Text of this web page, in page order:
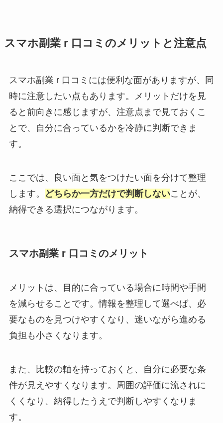
スマホ副業 r 口コミのメリットと注意点
スマホ副業 r 口コミには便利な面がありますが、同
時に注意したい点もあります。メリットだけを見
ると前向きに感じますが、注意点まで見ておくこ
とで、自分に合っているかを冷静に判断できま
す。
ここでは、良い面と気をつけたい面を分けて整理
します。
どちらか一方だけで判断しないことが、
納得できる選択につながります。
スマホ副業 r 口コミのメリット
メリットは、目的に合っている場合に時間や手間
を減らせることです。情報を整理して選べば、必
要なものを見つけやすくなり、迷いながら進める
負担も小さくなります。
また、比較の軸を持っておくと、自分に必要な条
件が見えやすくなります。周囲の評価に流されに
くくなり、納得したうえで判断しやすくなりま
す。